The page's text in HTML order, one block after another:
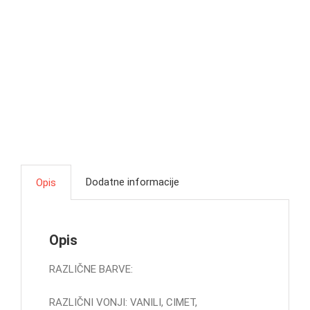
Opis Dodatne informacije
Opis
RAZLIČNE BARVE:
RAZLIČNI VONJI: VANILI, CIMET,